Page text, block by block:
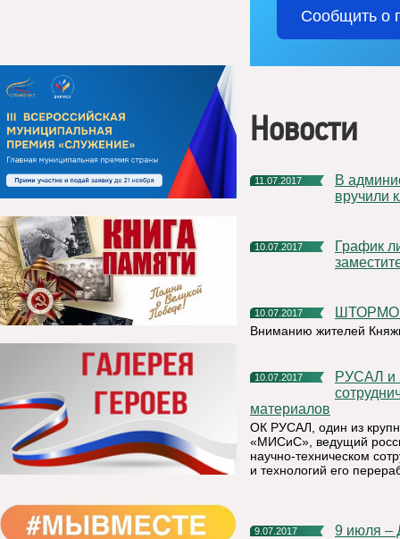
Сообщить о
Новости
11.07.2017
В администрации МР «Княжпогостский» торжественно
вручили
10.07.2017
График личного приема руководителя администрации и
10.07.2017
Вниманию жителей
10.07.2017
РУСАЛ и НИТУ «МИСиС» заключили соглашение о
материалов
ОК РУСАЛ, один из
«МИСиС», ведущий
научно-техническом
и технологий его
9.07.2017 9 июля